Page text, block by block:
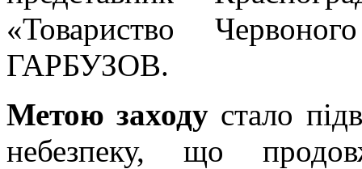
«Товариство
ГАРБУЗОВ.
Метою заходу стало
небезпеку, що